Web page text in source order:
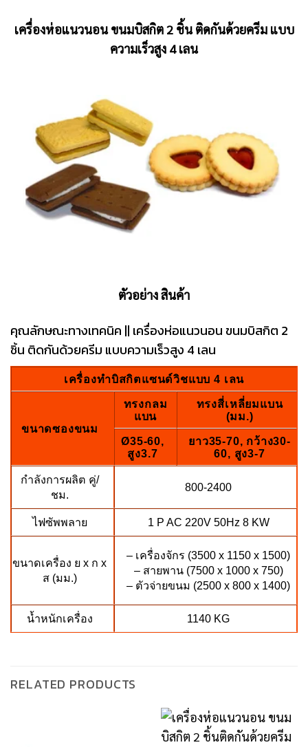
เครื่องห่อแนวนอน ขนมบิสกิต 2 ชิ้น ติดกันด้วยครีม แบบ
ความเร็วสูง 4 เลน
ตัวอย่าง สินค้า
คุณลักษณะทางเทคนิค || เครื่องห่อแนวนอน ขนมบิสกิต 2
ชิ้น ติดกันด้วยครีม แบบความเร็วสูง 4 เลน
เครื่องทำบิสกิตแซนด์วิชแบบ 4 เลน
ขนาดซองขนม
ทรงกลม
แบน
ทรงสี่เหลี่ยมแบน
(มม.)
Ø35-60,
สูง3.7
ยาว35-70, กว้าง30-
60, สูง3-7
กำลังการผลิต คู่/
ชม.
800-2400
ไฟซัพพลาย 1 P AC 220V 50Hz 8 KW
ขนาดเครื่อง ย x ก x
ส (มม.)
– เครื่องจักร (3500 x 1150 x 1500)
– สายพาน (7500 x 1000 x 750)
– ตัวจ่ายขนม (2500 x 800 x 1400)
น้ำหนักเครื่อง 1140 KG
RELATED PRODUCTS